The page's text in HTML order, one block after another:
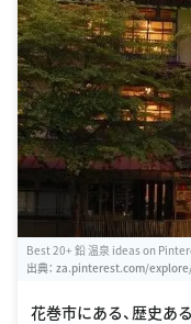
Best 20+ 鉛 温泉 ideas on
出典： za.pinterest.com/explore/
花巻市にある、歴史あ